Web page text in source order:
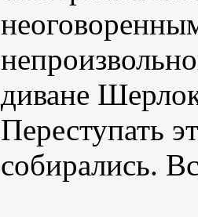
диване
Переступать
собирались.